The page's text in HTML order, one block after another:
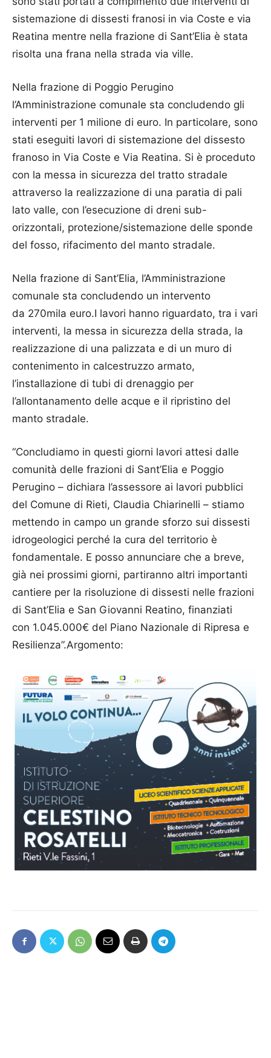
sistemazione di dissesti franosi in via Coste e via
Reatina mentre nella frazione di Sant’Elia è stata
risolta una frana nella strada via ville.
Nella frazione di Poggio Perugino
l’Amministrazione comunale sta concludendo gli
interventi per 1 milione di euro. In particolare, sono
stati eseguiti lavori di sistemazione del dissesto
franoso in Via Coste e Via Reatina. Si è proceduto
con la messa in sicurezza del tratto stradale
attraverso la realizzazione di una paratia di pali
lato valle, con l’esecuzione di dreni sub-
orizzontali, protezione/sistemazione delle sponde
del fosso, rifacimento del manto stradale.
Nella frazione di Sant’Elia, l’Amministrazione
comunale sta concludendo un intervento
da 270mila euro.I lavori hanno riguardato, tra i vari
interventi, la messa in sicurezza della strada, la
realizzazione di una palizzata e di un muro di
contenimento in calcestruzzo armato,
l’installazione di tubi di drenaggio per
l’allontanamento delle acque e il ripristino del
manto stradale.
“Concludiamo in questi giorni lavori attesi dalle
comunità delle frazioni di Sant’Elia e Poggio
Perugino – dichiara l’assessore ai lavori pubblici
del Comune di Rieti, Claudia Chiarinelli – stiamo
mettendo in campo un grande sforzo sui dissesti
idrogeologici perché la cura del territorio è
fondamentale. E posso annunciare che a breve,
già nei prossimi giorni, partiranno altri importanti
cantiere per la risoluzione di dissesti nelle frazioni
di Sant’Elia e San Giovanni Reatino, finanziati
con 1.045.000€ del Piano Nazionale di Ripresa e
Resilienza”.Argomento: